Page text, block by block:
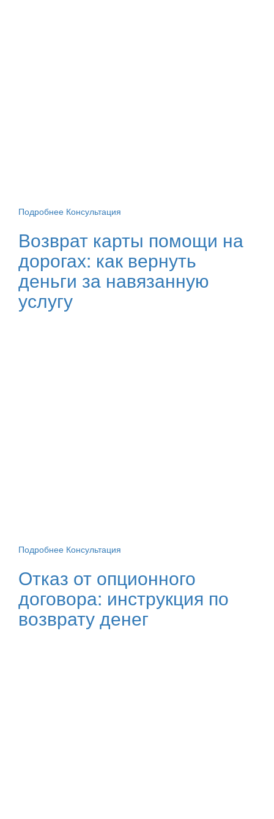
Подробнее Консультация
Возврат карты помощи на
дорогах: как вернуть
деньги за навязанную
услугу
Подробнее Консультация
Отказ от опционного
договора: инструкция по
возврату денег